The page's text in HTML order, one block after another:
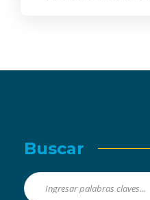
Buscar